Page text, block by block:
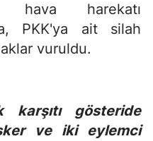
hava harekatı
PKK'ya ait silah
vuruldu.
karşıtı gösteride
ve iki eylemci